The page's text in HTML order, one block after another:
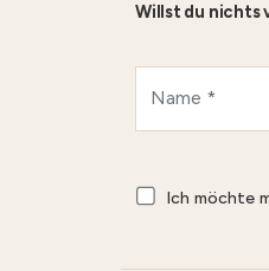
Willst du nichts
Ich möchte